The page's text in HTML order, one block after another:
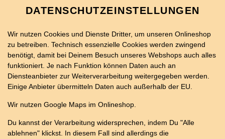
26ER SPICY PULLED PORK
PIZZA
DATENSCHUTZEINSTELLUNGEN
Wir nutzen Cookies und Dienste Dritter, um unseren Onlineshop
zu betreiben. Technisch essenzielle Cookies werden zwingend
benötigt, damit bei Deinem Besuch unseres Webshops auch alles
funktioniert. Je nach Funktion können Daten auch an
Diensteanbieter zur Weiterverarbeitung weitergegeben werden.
Einige Anbieter übermitteln Daten auch außerhalb der EU.
Wir nutzen Google Maps im Onlineshop.
Du kannst der Verarbeitung widersprechen, indem Du "Alle
ablehnen" klickst. In diesem Fall sind allerdings die